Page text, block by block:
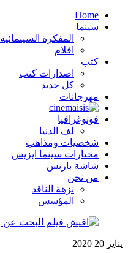
Home
سينما
المفكرة السينمائية
افلام
كتب
اصدارات كتب
كل جديد
مهرجانات
فوتوغرافيا
لف الدنيا
شخصيات ومذاهب
مختارات سينما ايزيس
شاشة باريس
من نحن
نزهة الناقد
المؤسس
يناير 20
2020